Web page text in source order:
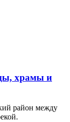
храмы и
район между